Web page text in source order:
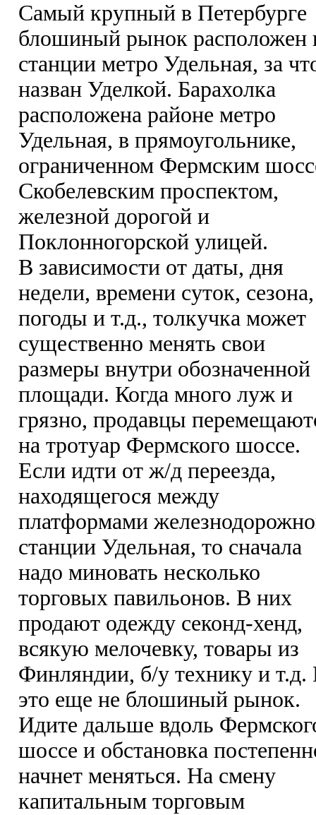
Самый крупный в Петербурге
блошиный рынок расположен
станции метро Удельная, за
назван Уделкой. Барахолка
расположена районе метро
Удельная, в прямоугольнике,
ограниченном Фермским
Скобелевским проспектом,
железной дорогой и
Поклонногорской улицей.
В зависимости от даты, дня
недели, времени суток, сезона,
погоды и т.д., толкучка может
существенно менять свои
размеры внутри обозначенной
площади. Когда много луж и
грязно, продавцы
на тротуар Фермского шоссе.
Если идти от ж/д переезда,
находящегося между
платформами
станции Удельная, то сначала
надо миновать несколько
торговых павильонов. В них
продают одежду секонд-хенд,
всякую мелочевку, товары из
Финляндии, б/у технику и т.д.
это еще не блошиный рынок.
Идите дальше вдоль
шоссе и обстановка
начнет меняться. На смену
капитальным торговым